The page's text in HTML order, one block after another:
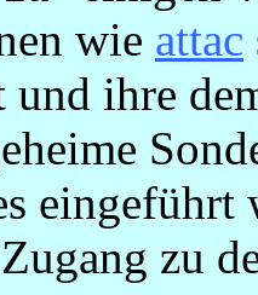
wie attac
und ihre
zu